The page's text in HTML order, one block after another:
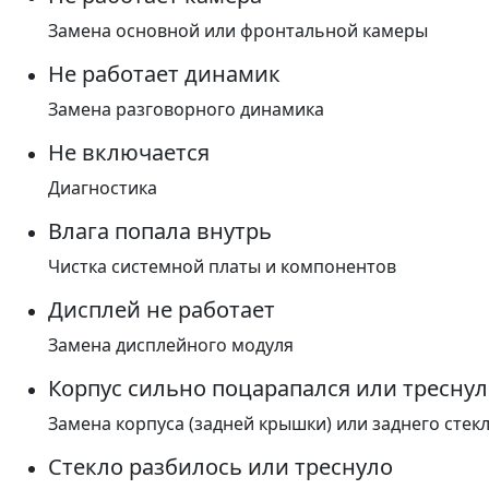
Замена основной или фронтальной камеры
Не работает динамик
Замена разговорного динамика
Не включается
Диагностика
Влага попала внутрь
Чистка системной платы и компонентов
Дисплей не работает
Замена дисплейного модуля
Корпус сильно поцарапался или треснул
Замена корпуса (задней крышки) или заднего
Стекло разбилось или треснуло